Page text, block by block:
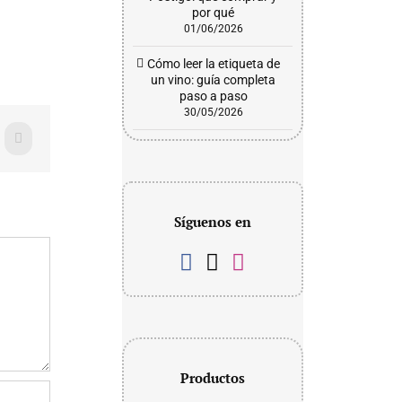
WhatsApp
por qué
01/06/2026
Cómo leer la etiqueta de
un vino: guía completa
paso a paso
30/05/2026
Síguenos en
Productos